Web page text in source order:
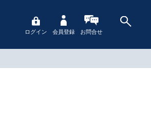
ログイン 会員登録 お問合せ